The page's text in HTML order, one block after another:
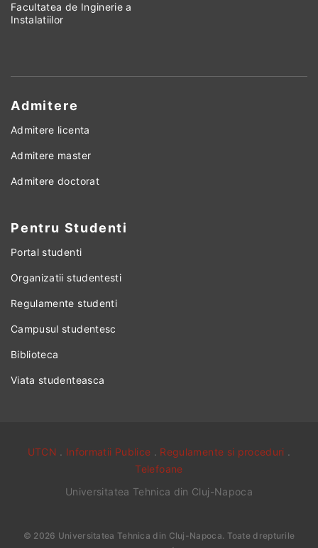
Facultatea de Inginerie a
Instalatiilor
Admitere
Admitere licenta
Admitere master
Admitere doctorat
Pentru Studenti
Portal studenti
Organizatii studentesti
Regulamente studenti
Campusul studentesc
Biblioteca
Viata studenteasca
UTCN . Informatii Publice . Regulamente si proceduri .
Telefoane
Universitatea Tehnica din Cluj-Napoca
© 2026 Universitatea Tehnica din Cluj-Napoca. Toate drepturile